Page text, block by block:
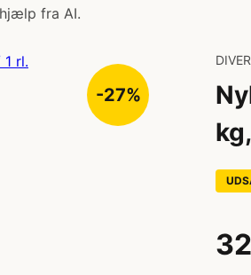
fra AI.
-27%